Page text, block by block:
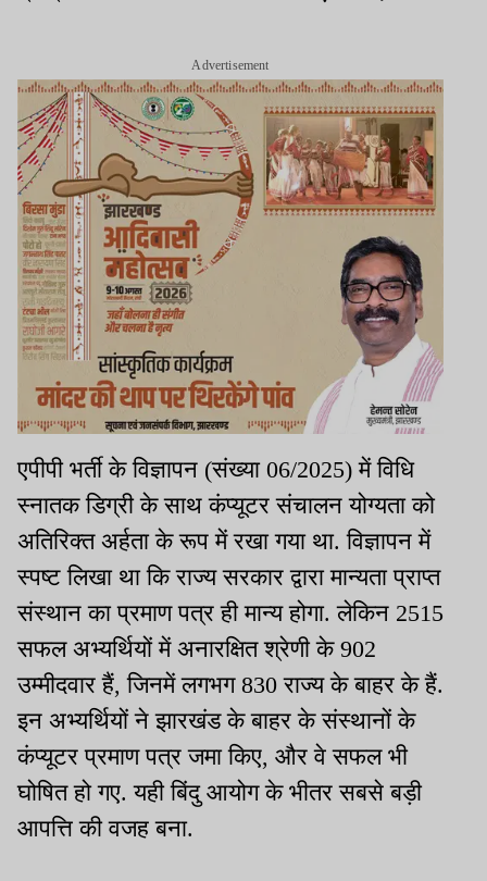
Advertisement
एपीपी भर्ती के विज्ञापन (संख्या 06/2025) में विधि
स्नातक डिग्री के साथ कंप्यूटर संचालन योग्यता को
अतिरिक्त अर्हता के रूप में रखा गया था. विज्ञापन में
स्पष्ट लिखा था कि राज्य सरकार द्वारा मान्यता प्राप्त
संस्थान का प्रमाण पत्र ही मान्य होगा. लेकिन 2515
सफल अभ्यर्थियों में अनारक्षित श्रेणी के 902
उम्मीदवार हैं, जिनमें लगभग 830 राज्य के बाहर के हैं.
इन अभ्यर्थियों ने झारखंड के बाहर के संस्थानों के
कंप्यूटर प्रमाण पत्र जमा किए, और वे सफल भी
घोषित हो गए. यही बिंदु आयोग के भीतर सबसे बड़ी
आपत्ति की वजह बना.